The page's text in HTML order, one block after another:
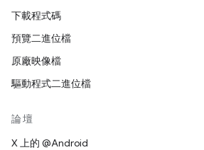
下載程式碼
預覽二進位檔
原廠映像檔
驅動程式二進位檔
論壇
X 上的 @Android